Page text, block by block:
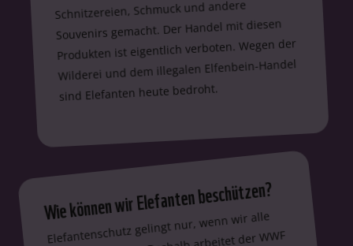
Schnitzereien, Schmuck und andere
Souvenirs gemacht. Der Handel mit diesen
Produkten ist eigentlich verboten. Wegen der
Wilderei und dem illegalen Elfenbein-Handel
sind Elefanten heute bedroht.
Wie können wir Elefanten beschützen?
Elefantenschutz gelingt nur, wenn wir alle